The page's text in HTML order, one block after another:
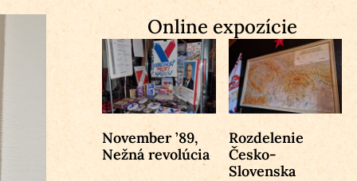
Online expozície
November ’89,
Nežná revolúcia
Rozdelenie
Česko-
Slovenska